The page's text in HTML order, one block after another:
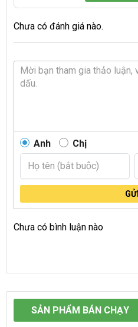
Chưa có đánh giá nào.
Anh Chị
GỬI
Chưa có bình luận nào
SẢN PHẨM BÁN CHẠY